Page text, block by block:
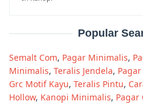
Popular
Semalt Com, Pagar Minimalis,
Minimalis, Teralis Jendela,
Grc Motif Kayu, Teralis Pintu,
Hollow, Kanopi Minimalis, Pagar